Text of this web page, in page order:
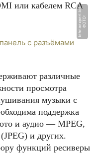
или кабелем RCA
Ф
О
Т
О:
t
e
h
n
o
e
x
p
e
r
t.
t
o
p
различные
просмотра
музыки с
поддержка
и аудио — MPEG,
и других.
функций ресиверы